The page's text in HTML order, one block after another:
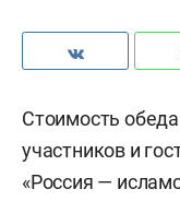
Стоимость
участников и
«Россия —